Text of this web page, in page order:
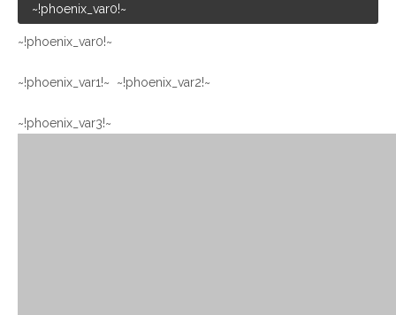
~!phoenix_var0!~
~!phoenix_var0!~
~!phoenix_var1!~ ~!phoenix_var2!~
~!phoenix_var3!~